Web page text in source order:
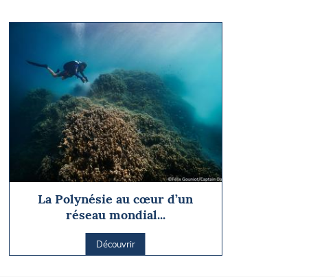
La Polynésie au cœur d’un
réseau mondial...
Découvrir